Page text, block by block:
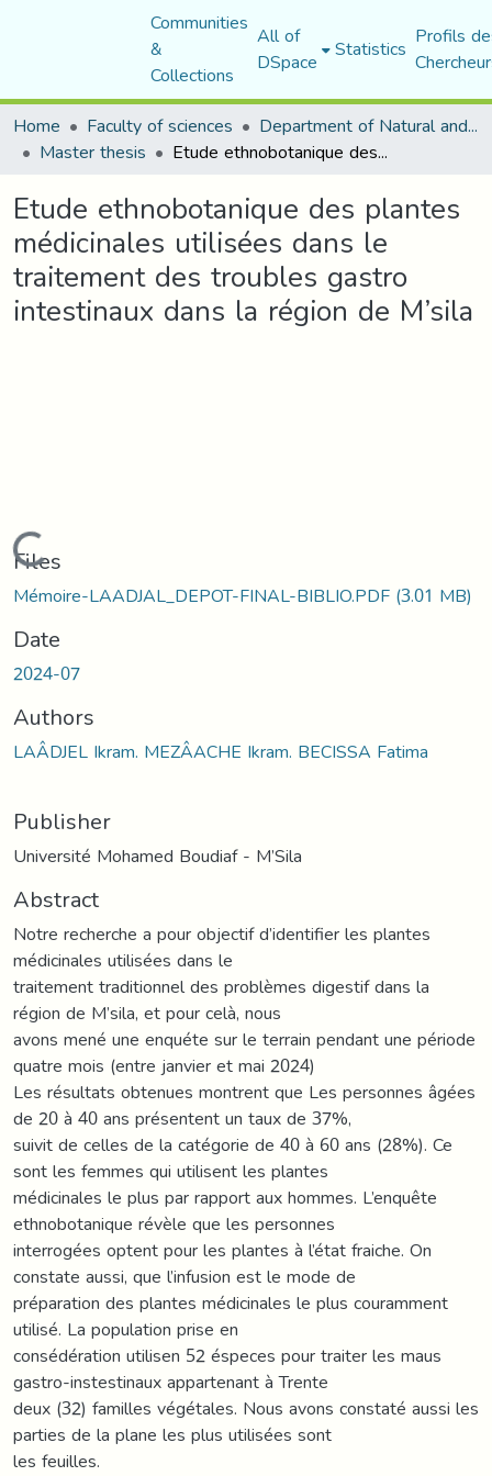
Communities
&
Collections
All of
DSpace Statistics Profils
Home
Faculty of sciences Department of Natural and Life Sciences
Master thesis Etude ethnobotanique des plantes médicinales utilisées dans le traitement des troubles gastro intestinaux dans la région de M’sila
Etude ethnobotanique des plantes
médicinales utilisées dans le
traitement des troubles gastro
intestinaux dans la région de M’sila
Loading...
Files
Mémoire-LAADJAL_DEPOT-FINAL-BIBLIO.PDF(3.01 MB)
Date
2024-07
Authors
LAÂDJEL Ikram. MEZÂACHE Ikram. BECISSA Fatima
Publisher
Université Mohamed Boudiaf - M’Sila
Abstract
Notre recherche a pour objectif d’identifier les plantes
médicinales utilisées dans le
traitement traditionnel des problèmes digestif dans la
région de M’sila, et pour celà, nous
avons mené une enquéte sur le terrain pendant une période
quatre mois (entre janvier et mai 2024)
Les résultats obtenues montrent que Les personnes âgées
de 20 à 40 ans présentent un taux de 37%,
suivit de celles de la catégorie de 40 à 60 ans (28%). Ce
sont les femmes qui utilisent les plantes
médicinales le plus par rapport aux hommes. L’enquête
ethnobotanique révèle que les personnes
interrogées optent pour les plantes à l’état fraiche. On
constate aussi, que l’infusion est le mode de
préparation des plantes médicinales le plus couramment
utilisé. La population prise en
consédération utilisen 52 éspeces pour traiter les maus
gastro-instestinaux appartenant à Trente
deux (32) familles végétales. Nous avons constaté aussi les
parties de la plane les plus utilisées sont
les feuilles.